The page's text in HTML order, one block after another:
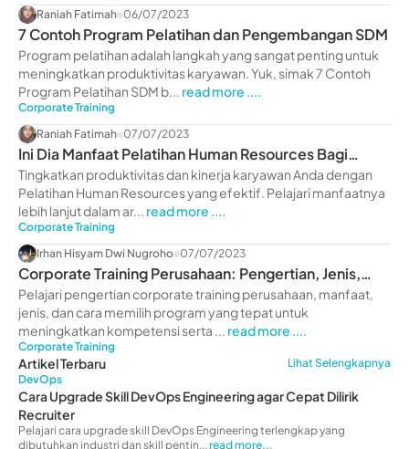
Raniah Fatimah 06/07/2023
7 Contoh Program Pelatihan dan Pengembangan SDM
Program pelatihan adalah langkah yang sangat penting untuk
meningkatkan produktivitas karyawan. Yuk, simak 7 Contoh
Program Pelatihan SDM b... read more ....
Corporate Training
Raniah Fatimah 07/07/2023
Ini Dia Manfaat Pelatihan Human Resources Bagi
Perusahaan
Tingkatkan produktivitas dan kinerja karyawan Anda dengan
Pelatihan Human Resources yang efektif. Pelajari manfaatnya
lebih lanjut dalam ar... read more ....
Corporate Training
Irhan Hisyam Dwi Nugroho 07/07/2023
Corporate Training Perusahaan: Pengertian, Jenis,
Manfaat
Pelajari pengertian corporate training perusahaan, manfaat,
jenis, dan cara memilih program yang tepat untuk
meningkatkan kompetensi serta ... read more ....
Corporate Training
Artikel Terbaru
Lihat Selengkapnya
DevOps
Cara Upgrade Skill DevOps Engineering agar Cepat Dilirik
Recruiter
Pelajari cara upgrade skill DevOps Engineering terlengkap yang
dibutuhkan industri dan skill pentin...read more...